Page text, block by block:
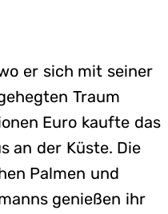
er sich mit seiner
Traum
Euro kaufte das
an der Küste. Die
Palmen und
genießen ihr